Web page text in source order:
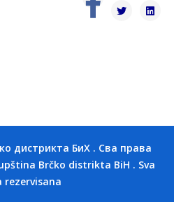
дистрикта БиХ . Сва права
Brčko distrikta BiH . Sva
rezervisana